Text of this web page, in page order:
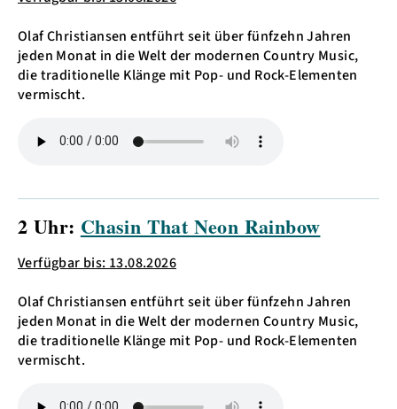
Olaf Christiansen entführt seit über fünfzehn Jahren
jeden Monat in die Welt der modernen Country Music,
die traditionelle Klänge mit Pop- und Rock-Elementen
vermischt.
2 Uhr: Chasin That Neon Rainbow
Verfügbar bis: 13.08.2026
Olaf Christiansen entführt seit über fünfzehn Jahren
jeden Monat in die Welt der modernen Country Music,
die traditionelle Klänge mit Pop- und Rock-Elementen
vermischt.